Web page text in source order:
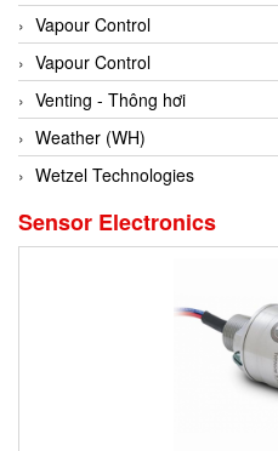
Cortem
Cosa Xentaur
Cosil
Coulton
Crouzet
Crowcon
Crutec Dust Zero Vietnam
Vapour Control
Vapour Control
Venting - Thông hơi
Weather (WH)
Wetzel Technologies
Sensor Electronics